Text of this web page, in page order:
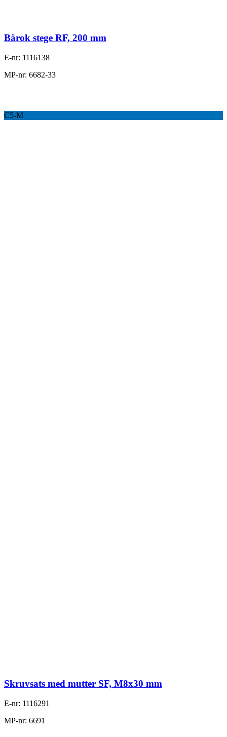
Bärok stege RF, 200 mm
E-nr: 1116138
MP-nr: 6682-33
C5-M
Skruvsats med mutter SF, M8x30 mm
E-nr: 1116291
MP-nr: 6691